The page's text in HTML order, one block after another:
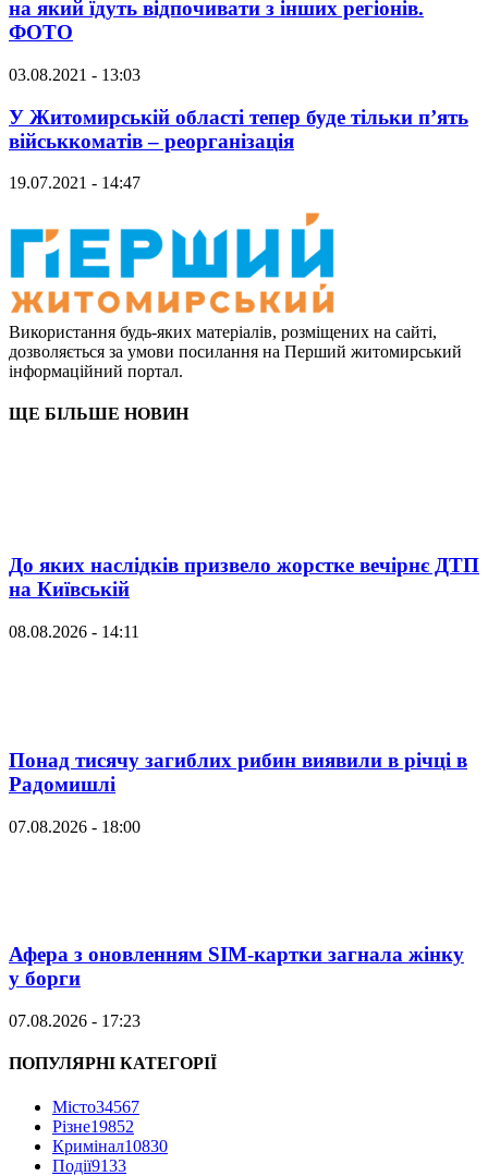
на який їдуть відпочивати з інших регіонів.
ФОТО
03.08.2021 - 13:03
У Житомирській області тепер буде тільки п’ять
військкоматів – реорганізація
19.07.2021 - 14:47
Використання будь-яких матеріалів, розміщених на сайті,
дозволяється за умови посилання на Перший житомирський
інформаційний портал.
ЩЕ БІЛЬШЕ НОВИН
До яких наслідків призвело жорстке вечірнє ДТП
на Київській
08.08.2026 - 14:11
Понад тисячу загиблих рибин виявили в річці в
Радомишлі
07.08.2026 - 18:00
Афера з оновленням SIM-картки загнала жінку
у борги
07.08.2026 - 17:23
ПОПУЛЯРНІ КАТЕГОРІЇ
Місто34567
Різне19852
Кримінал10830
Події9133